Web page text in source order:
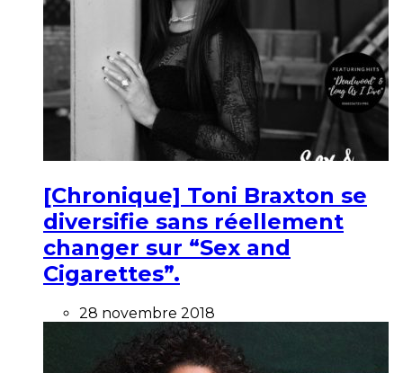
[Chronique] Toni Braxton se
diversifie sans réellement
changer sur “Sex and
Cigarettes”.
28 novembre 2018